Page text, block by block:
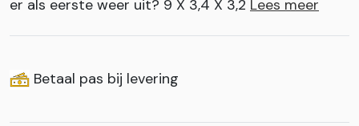
er als eerste weer uit? 9 X 3,4 X 3,2 Lees meer
Betaal pas bij levering